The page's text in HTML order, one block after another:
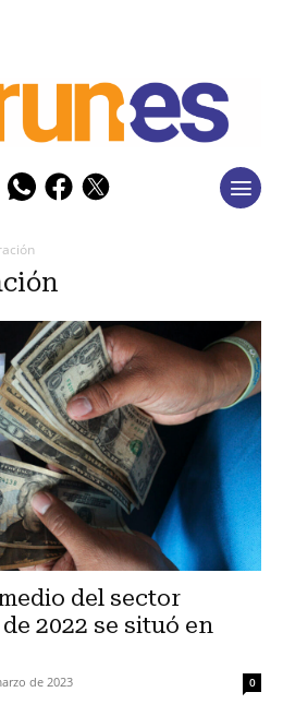
del sector
2022 se situó en
de 2023 0